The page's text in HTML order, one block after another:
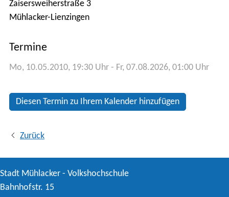
Stadtplan
Zaisersweiherstraße 3
Termine
Mo, 10.05.2010, 19:30 Uhr - Fr, 07.08.2026, 01:00 Uhr
Diesen Termin zu Ihrem Kalender hinzufügen
Zurück
Stadt Mühlacker - Volkshochschule
Bahnhofstr. 15